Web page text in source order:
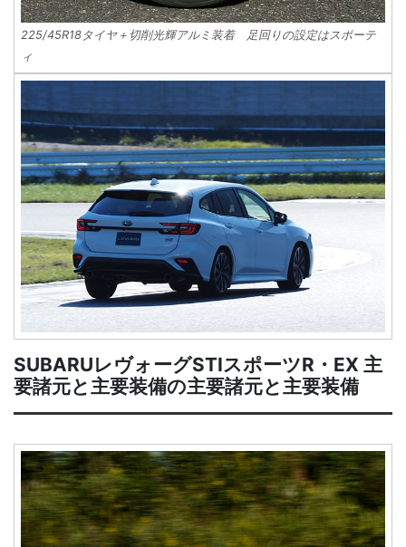
225/45R18タイヤ＋切削光輝アルミ装着 足回りの設定はスポーテ
ィ
SUBARUレヴォーグSTIスポーツR・EX 主
要諸元と主要装備の主要諸元と主要装備